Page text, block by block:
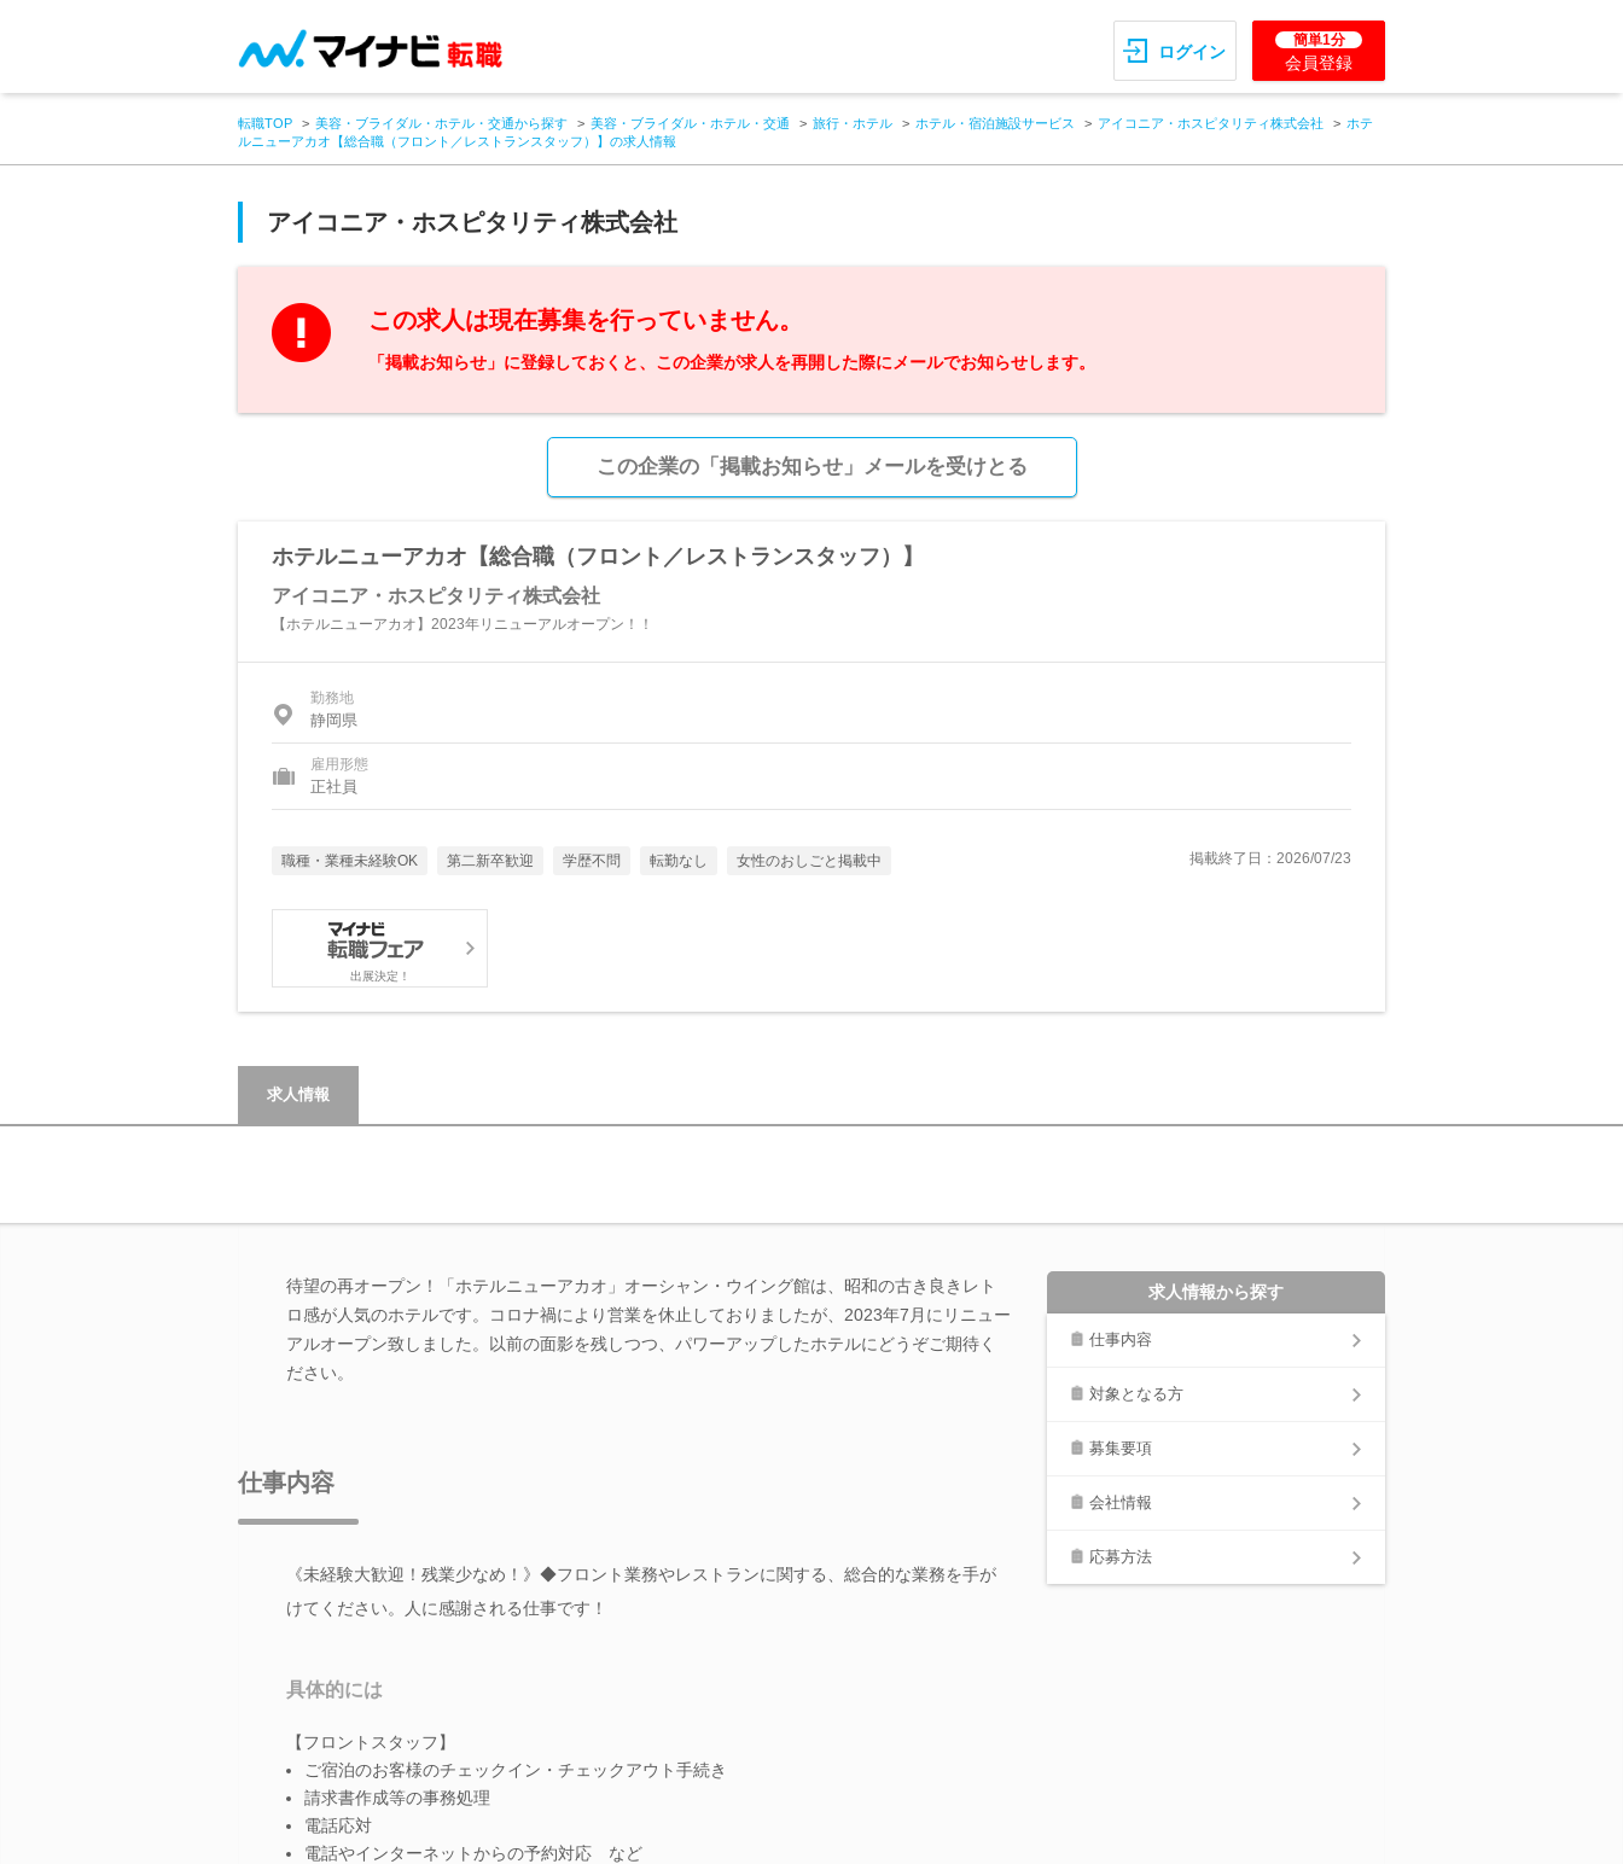
ログイン
簡単1分
会員登録
転職TOP 美容・ブライダル・ホテル・交通から探す 美容・ブライダル・ホテル・交通 旅行・ホテル ホテル・宿泊施設サービス アイコニア・ホスピタリティ株式会社
ホテ
ルニューアカオ【総合職（フロント／レストランスタッフ）】の求人情報
アイコニア・ホスピタリティ株式会社
この求人は現在募集を行っていません。
「掲載お知らせ」に登録しておくと、この企業が求人を再開した際にメールでお知らせします。
この企業の「掲載お知らせ」メールを受けとる
ホテルニューアカオ【総合職（フロント／レストランスタッフ）】
アイコニア・ホスピタリティ株式会社
【ホテルニューアカオ】2023年リニューアルオープン！！
勤務地
静岡県
雇用形態
正社員
職種・業種未経験OK 第二新卒歓迎 学歴不問 転勤なし 女性のおしごと掲載中 掲載終了日：2026/07/23
出展決定！
求人情報
待望の再オープン！「ホテルニューアカオ」オーシャン・ウイング館は、昭和の古き良きレト
ロ感が人気のホテルです。コロナ禍により営業を休止しておりましたが、2023年7月にリニュー
アルオープン致しました。以前の面影を残しつつ、パワーアップしたホテルにどうぞご期待く
ださい。
仕事内容
《未経験大歓迎！残業少なめ！》◆フロント業務やレストランに関する、総合的な業務を手が
けてください。人に感謝される仕事です！
具体的には
【フロントスタッフ】
ご宿泊のお客様のチェックイン・チェックアウト手続き
請求書作成等の事務処理
電話応対
電話やインターネットからの予約対応 など
求人情報から探す
仕事内容
対象となる方
募集要項
会社情報
応募方法